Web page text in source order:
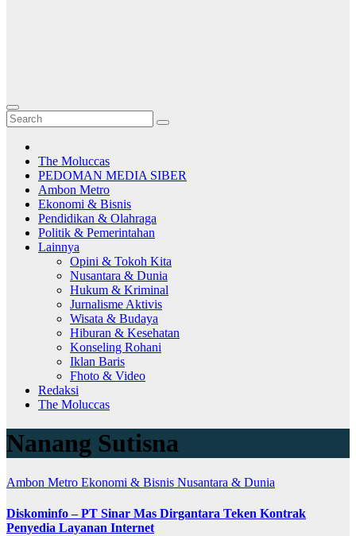
The Moluccas
PEDOMAN MEDIA SIBER
Ambon Metro
Ekonomi & Bisnis
Pendidikan & Olahraga
Politik & Pemerintahan
Lainnya
Opini & Tokoh Kita
Nusantara & Dunia
Hukum & Kriminal
Jurnalisme Aktivis
Wisata & Budaya
Hiburan & Kesehatan
Konseling Rohani
Iklan Baris
Fhoto & Video
Redaksi
The Moluccas
Nanang Sutisna
Ambon Metro Ekonomi & Bisnis Nusantara & Dunia
Diskominfo – PT Sinar Mas Dirgantara Teken Kontrak
Penyedia Layanan Internet